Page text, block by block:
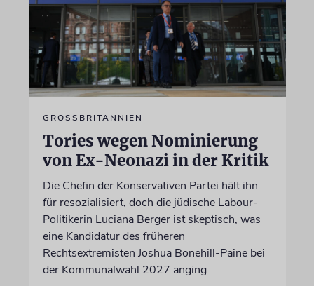
GROSSBRITANNIEN
Tories wegen Nominierung
von Ex-Neonazi in der Kritik
Die Chefin der Konservativen Partei hält ihn
für resozialisiert, doch die jüdische Labour-
Politikerin Luciana Berger ist skeptisch, was
eine Kandidatur des früheren
Rechtsextremisten Joshua Bonehill-Paine bei
der Kommunalwahl 2027 anging